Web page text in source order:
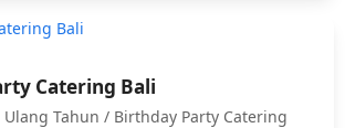
Catering Bali
Ulang Tahun / Birthday Party Catering